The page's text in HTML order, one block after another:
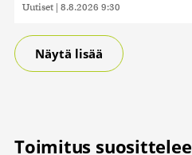
Uutiset | 8.8.2026 9:30
Näytä lisää
Toimitus suosittelee